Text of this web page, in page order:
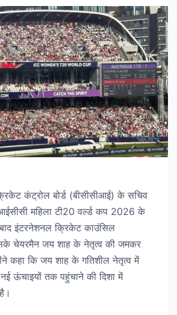
कंट्रोल बोर्ड (बीसीसीआई) के सचिव
महिला टी20 वर्ल्ड कप 2026 के
इंटरनेशनल क्रिकेट काउंसिल
चेयरमैन जय शाह के नेतृत्व की जमकर
कहा कि जय शाह के गतिशील नेतृत्व में
ऊंचाइयों तक पहुंचाने की दिशा में